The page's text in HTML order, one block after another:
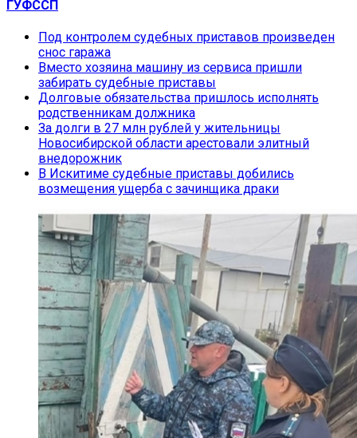
ГУФССП
Под контролем судебных приставов произведен
снос гаража
Вместо хозяина машину из сервиса пришли
забирать судебные приставы
Долговые обязательства пришлось исполнять
родственникам должника
За долги в 27 млн рублей у жительницы
Новосибирской области арестовали элитный
внедорожник
В Искитиме судебные приставы добились
возмещения ущерба с зачинщика драки